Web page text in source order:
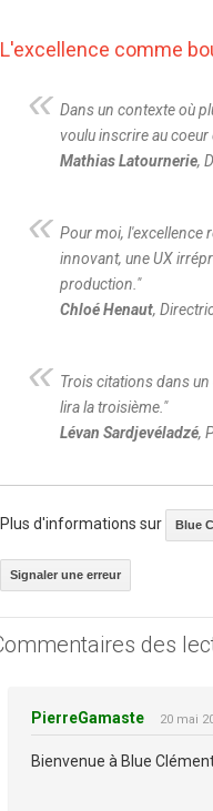
L'excellence comme
Dans un contexte où
voulu inscrire au
Mathias Latournerie,
Pour moi, l'excellence
innovant, une UX
production. "
Chloé Henaut,
Trois citations dans
lira la troisième. "
Lévan Sardjevéladzé,
Plus d'informations sur Blue
Signaler une erreur
des
PierreGamaste 20 mai
Bienvenue à Blue